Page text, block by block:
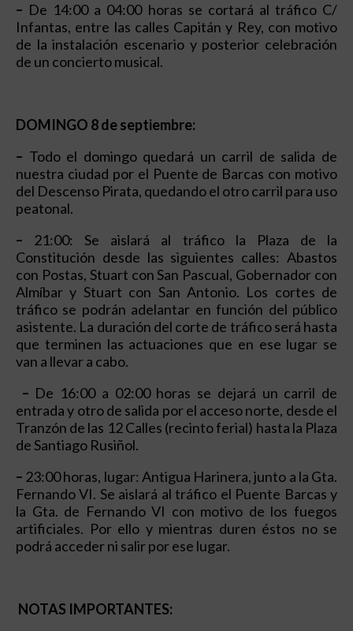
– De 14:00 a 04:00 horas se cortará al tráfico C/
Infantas, entre las calles Capitán y Rey, con motivo
de la instalación escenario y posterior celebración
de un concierto musical.
DOMINGO 8 de septiembre:
– Todo el domingo quedará un carril de salida de
nuestra ciudad por el Puente de Barcas con motivo
del Descenso Pirata, quedando el otro carril para uso
peatonal.
– 21:00: Se aislará al tráfico la Plaza de la
Constitución desde las siguientes calles: Abastos
con Postas, Stuart con San Pascual, Gobernador con
Almíbar y Stuart con San Antonio. Los cortes de
tráfico se podrán adelantar en función del público
asistente. La duración del corte de tráfico será hasta
que terminen las actuaciones que en ese lugar se
van a llevar a cabo.
– De 16:00 a 02:00 horas se dejará un carril de
entrada y otro de salida por el acceso norte, desde el
Tranzón de las 12 Calles (recinto ferial) hasta la Plaza
de Santiago Rusiñol.
– 23:00 horas, lugar: Antigua Harinera, junto a la Gta.
Fernando VI. Se aislará al tráfico el Puente Barcas y
la Gta. de Fernando VI con motivo de los fuegos
artificiales. Por ello y mientras duren éstos no se
podrá acceder ni salir por ese lugar.
NOTAS IMPORTANTES: